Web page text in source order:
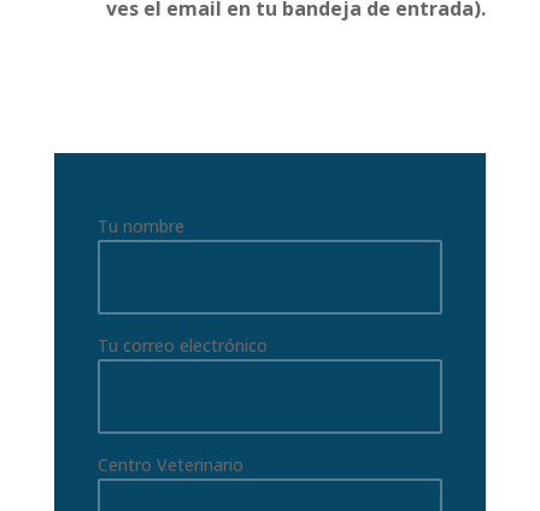
ves el email en tu bandeja de entrada).
Tu nombre
Tu correo electrónico
Centro Veterinario